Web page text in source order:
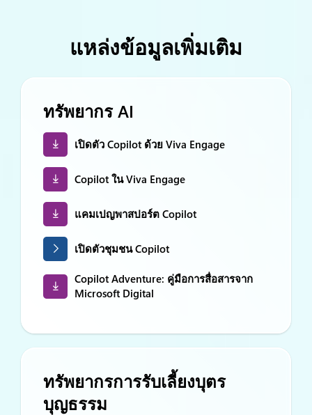
แหล่งข้อมูลเพิ่มเติม
ทรัพยากร AI
เปิดตัว Copilot ด้วย Viva Engage
Copilot ใน Viva Engage
แคมเปญพาสปอร์ต Copilot
เปิดตัวชุมชน Copilot
Copilot Adventure: คู่มือการสื่อสารจาก
Microsoft Digital
ทรัพยากรการรับเลี้ยงบุตร
บุญธรรม